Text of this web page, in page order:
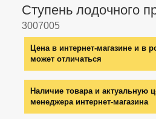
Ступень лодочного
3007005
Цена в интернет-магазине и в
может отличаться
Наличие товара и актуальную
менеджера интернет-магазина